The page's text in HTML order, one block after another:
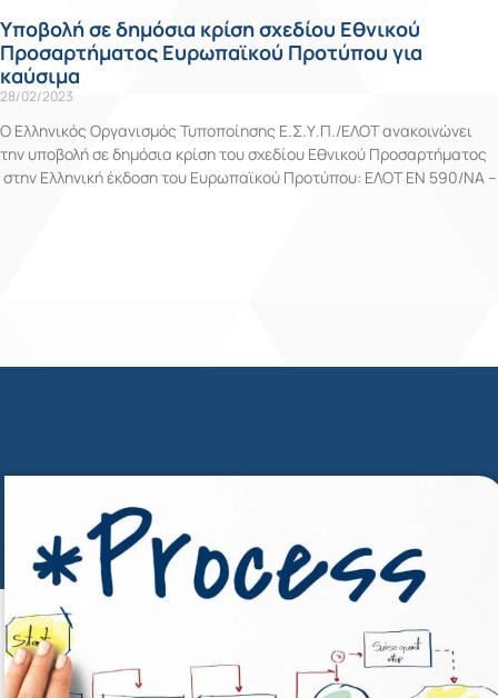
Υποβολή σε δημόσια κρίση σχεδίου Εθνικού
Προσαρτήματος Ευρωπαϊκού Προτύπου για
καύσιμα
28/02/2023
Ο Ελληνικός Οργανισμός Τυποποίησης Ε.Σ.Υ.Π./ΕΛΟΤ ανακοινώνει
την υποβολή σε δημόσια κρίση του σχεδίου Εθνικού Προσαρτήματος
στην Ελληνική έκδοση του Ευρωπαϊκού Προτύπου: EΛΟΤ EN 590/ΝΑ –